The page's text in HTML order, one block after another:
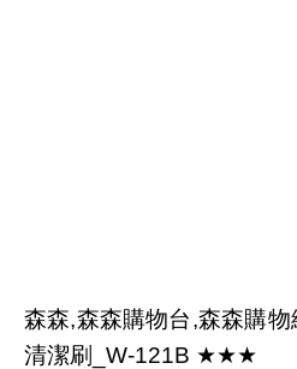
森森,森森購物台,森森購
清潔刷_W-121B ★★★